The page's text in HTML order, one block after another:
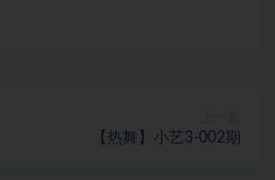
【热舞】小艺3-002期